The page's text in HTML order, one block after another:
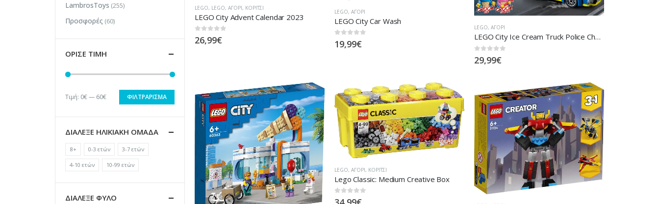
LEGO, LEGO, ΑΓΌΡΙ, ΚΟΡΊΤΣΙ
LEGO City Advent Calendar 2023
0out of 5
26,99€
LEGO, ΑΓΌΡΙ
LEGO City Car Wash
0out of 5
19,99€
LEGO, ΑΓΌΡΙ
LEGO City Ice Cream Truck Police Chase
29,99€
LEGO, ΑΓΌΡΙ, ΚΟΡΊΤΣΙ
Lego Classic: Medium Creative Box
0out of 5
LambrosToys (255)
Προσφορές (60)
ΟΡΙΣΕ ΤΙΜΗ
Ελάχιστη
Μέγιστη
ΦΙΛΤΡΆΡΙΣΜΑ
Τιμή: 0€— 60€
ΔΙΑΛΕΞΕ ΗΛΙΚΙΑΚΗ ΟΜΑΔΑ
8+ 0-3 ετών 3-7 ετών
4-10 ετών 10-99 ετών
ΔΙΑΛΕΞΕ ΦΥΛΟ